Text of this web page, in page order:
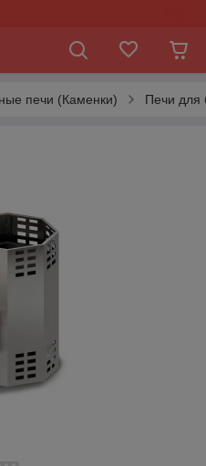
печи (Каменки) Печи для